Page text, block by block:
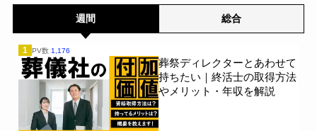
週間 総合
1 PV数 1,176
葬祭ディレクターとあわせて
持ちたい｜終活士の取得方法
やメリット・年収を解説